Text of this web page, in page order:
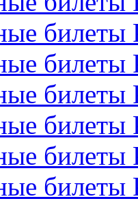
билеты
билеты
билеты